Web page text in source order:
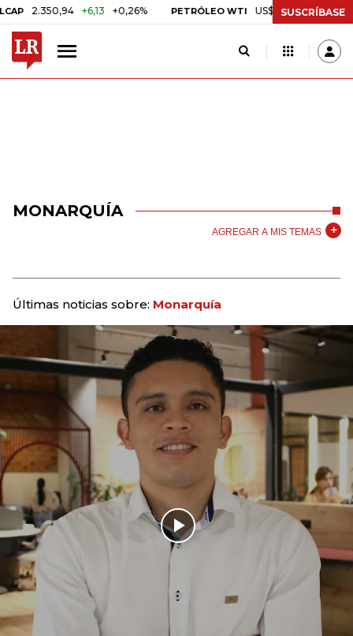
2.350,94 +6,13 +0,26% PETRÓLEO WTI US$ 78,18 US$ 0,17
SUSCRÍBASE
MONARQUÍA
AGREGAR A MIS TEMAS
Últimas noticias sobre: Monarquía